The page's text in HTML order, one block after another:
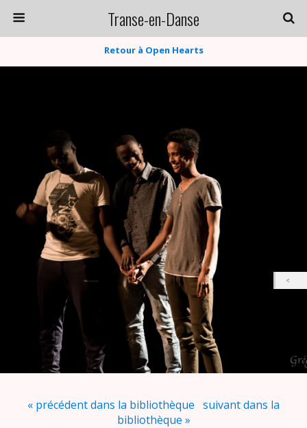
Transe-en-Danse
Retour à Open Hearts
« précédent dans la bibliothèque suivant dans la
bibliothèque »